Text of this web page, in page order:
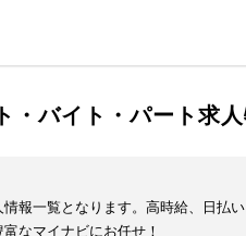
・バイト・パート求
報一覧となります。高時給、日払
なマイナビにお任せ！